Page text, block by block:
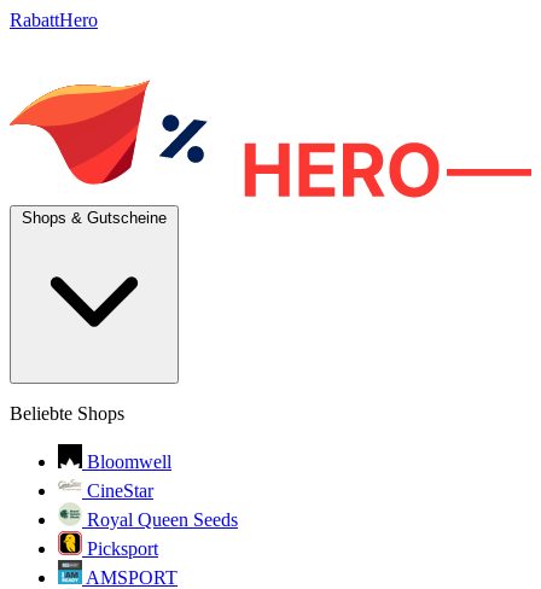
RabattHero
Beliebte Shops
Bloomwell
CineStar
Royal Queen Seeds
Picksport
AMSPORT